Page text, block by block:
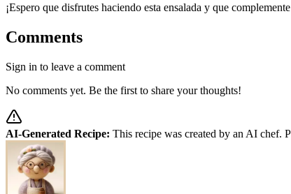
¡Espero que disfrutes haciendo esta ensalada y que
Comments
Sign in to leave a comment
No comments yet. Be the first to share your thoughts!
AI-Generated Recipe: This recipe was created by an AI chef.